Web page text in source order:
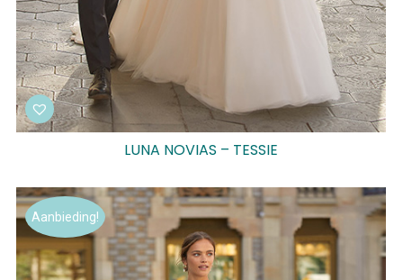
LUNA NOVIAS – TESSIE
Aanbieding!